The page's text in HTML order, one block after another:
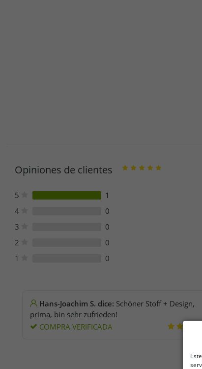
Opiniones de clientes
5
1
4
0
3
0
2
0
1
0
Hans-Joachim S. dice: Schöner Stoff + Design,
prima, bin sehr zufrieden!
COMPRA VERIFICADA